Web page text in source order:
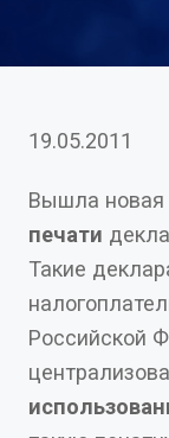
19.05.2011
Вышла новая
печати
Такие
Российской